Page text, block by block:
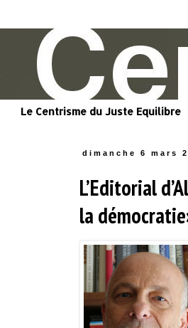
Le Centrisme du Juste Equilibre
dimanche 6 mars
L’Editorial
la